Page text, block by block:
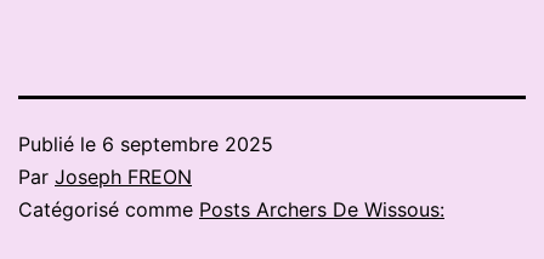
Publié le 6 septembre 2025
Par Joseph FREON
Catégorisé comme Posts Archers De Wissous: